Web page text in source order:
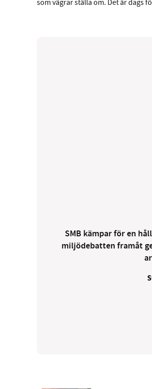
som vägrar ställa om. Det är dags
SMB kämpar för en
miljödebatten framåt